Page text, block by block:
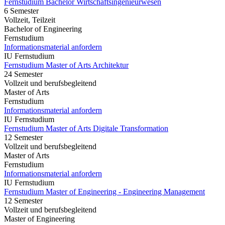
6 Semester
Vollzeit, Teilzeit
Bachelor of Engineering
Fernstudium
Informationsmaterial anfordern
IU Fernstudium
Fernstudium Master of Arts Architektur
24 Semester
Vollzeit und berufsbegleitend
Master of Arts
Fernstudium
Informationsmaterial anfordern
IU Fernstudium
Fernstudium Master of Arts Digitale Transformation
12 Semester
Vollzeit und berufsbegleitend
Master of Arts
Fernstudium
Informationsmaterial anfordern
IU Fernstudium
Fernstudium Master of Engineering - Engineering Management
12 Semester
Vollzeit und berufsbegleitend
Master of Engineering